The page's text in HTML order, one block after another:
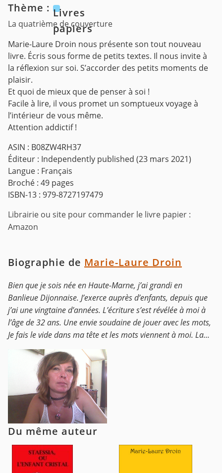
Thème : Livres
papiers
La quatrième de couverture
Marie-Laure Droin nous présente son tout nouveau
livre. Écris sous forme de petits textes. Il nous invite à
la réflexion sur soi. S’accorder des petits moments de
plaisir.
Et quoi de mieux que de penser à soi !
Facile à lire, il vous promet un somptueux voyage à
l’intérieur de vous même.
Attention addictif !
ASIN : B08ZW4RH37
Éditeur : Independently published (23 mars 2021)
Langue : Français
Broché : 49 pages
ISBN-13 : 979-8727197479
Librairie ou site pour commander le livre papier :
Amazon
Biographie de Marie-Laure Droin
Bien que je sois née en Haute-Marne, j’ai grandi en
Banlieue Dijonnaise. J’exerce auprès d’enfants, depuis que
j’ai une vingtaine d’années. L’écriture s’est révélée à moi à
l’âge de 32 ans. Une envie soudaine de jouer avec les mots,
Je fais le vide dans ma tête et les mots viennent à moi. La...
Du même auteur